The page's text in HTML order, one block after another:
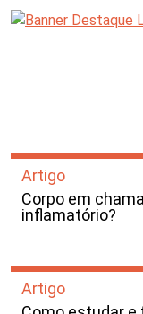
Artigo
Corpo em
inflamatório?
Artigo